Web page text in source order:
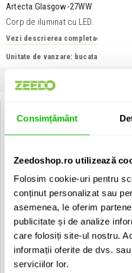
Consimțământ
Zeedoshop.ro utilizează
Folosim cookie-uri pentru
conținut personalizat sau
asemenea, le oferim
publicitate și de analize
care folosiți site-ul nostru.
informații oferite de dvs.
serviciilor lor.
Artecta Glasgow-27WW
Corp de iluminat cu LED.
Vezi descrierea completa›
Unitate de vanzare: bucata
INFORMATII
Artecta Glasgow-27WW:
• Finish: Silver powder coated
• Diffuser: 4mm tempered glass
• Beam Angle: 30°
• Cable gland: PG-11
• Power connection: 220-240
• Power consumption: 24,1 Watt
• Dimensions: 349 x 80 x 60 mm
Vezi toate produsele de tip Surface
Vezi toate produsele din categoria